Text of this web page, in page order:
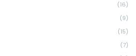
(16)
(9)
(15)
(7)